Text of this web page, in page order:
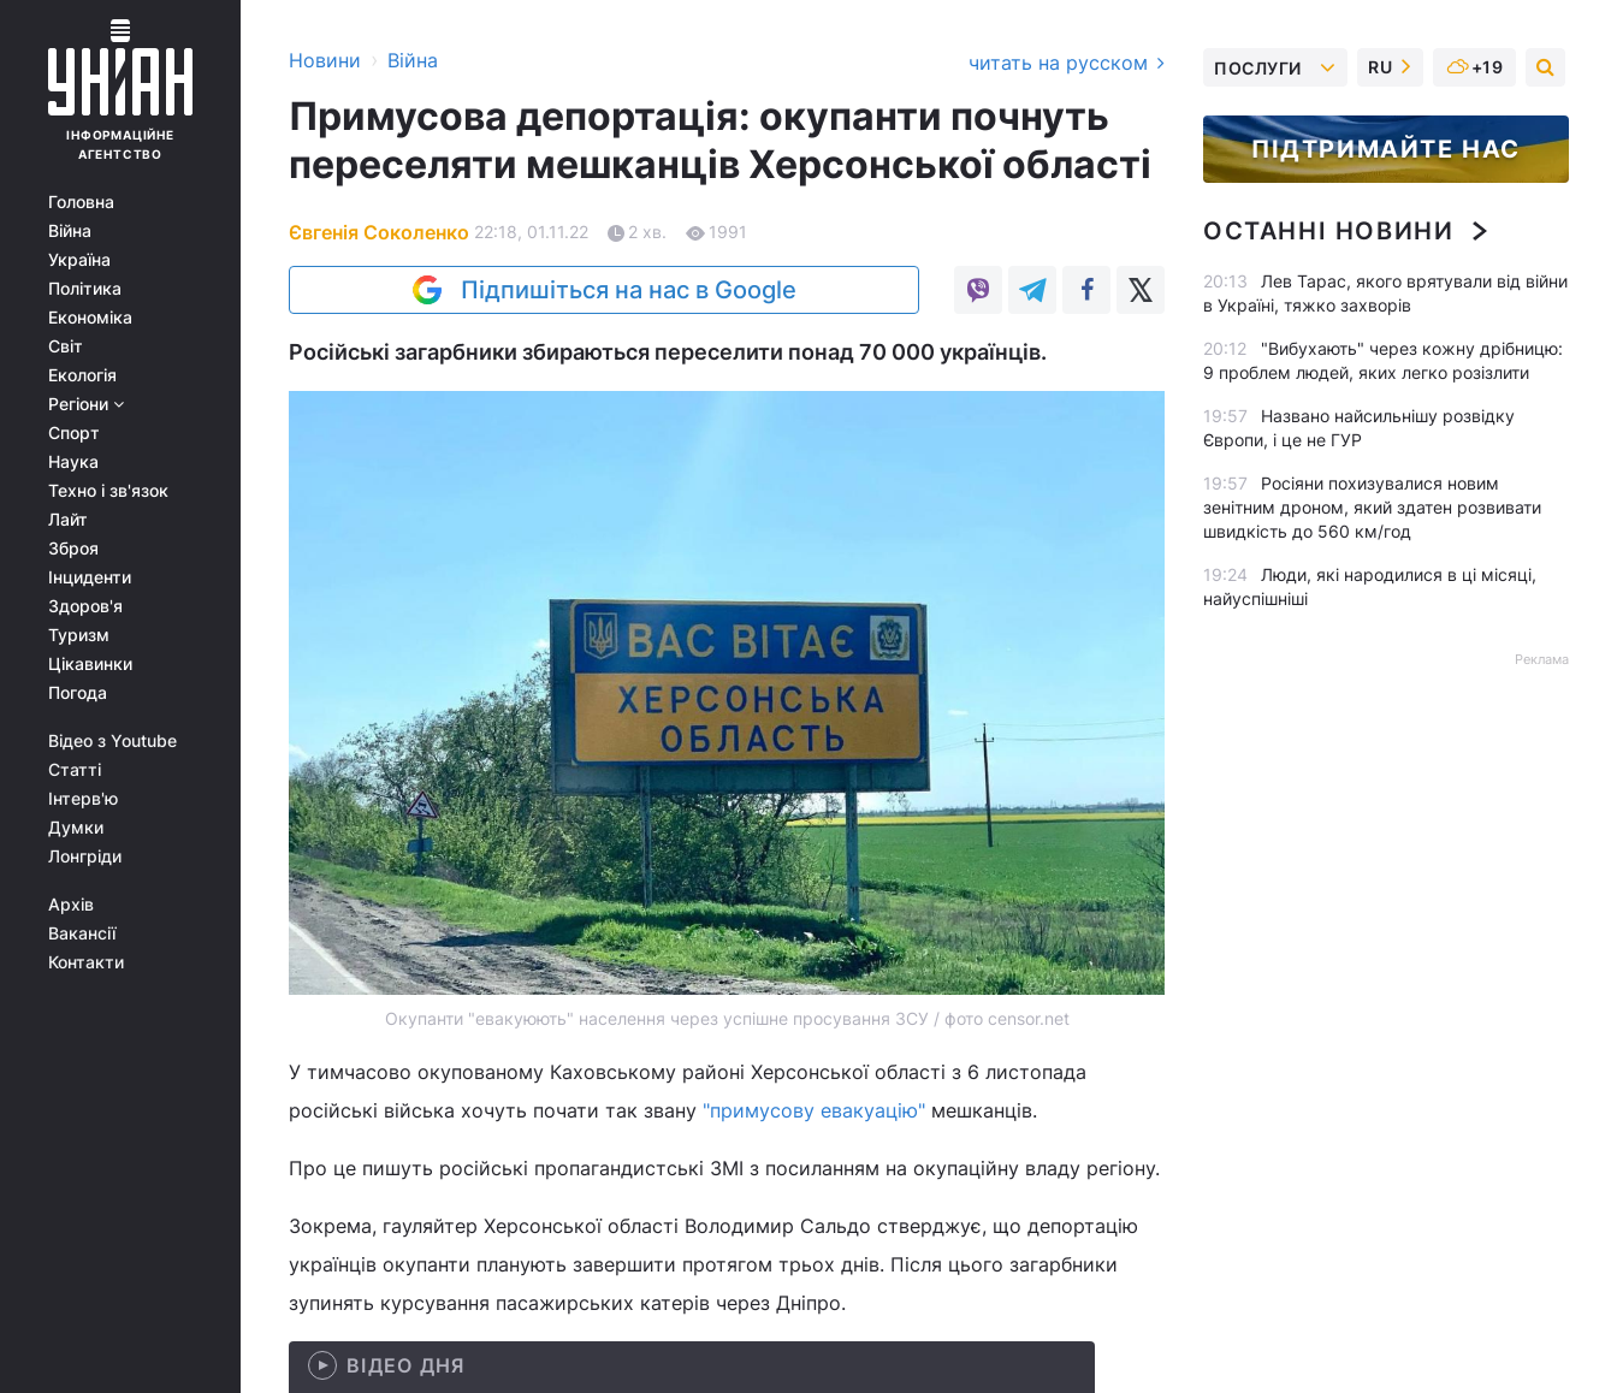
ІНФОРМАЦІЙНЕ
АГЕНТСТВО
Головна
Війна
Україна
Політика
Економіка
Світ
Екологія
Регіони
Спорт
Наука
Техно і зв'язок
Лайт
Зброя
Інциденти
Здоров'я
Туризм
Цікавинки
Погода
Відео з Youtube
Статті
Інтерв'ю
Думки
Лонгріди
Архів
Вакансії
Контакти
Новини › Війна читать на русском
Примусова депортація: окупанти почнуть
переселяти мешканців Херсонської області
Євгенія Соколенко 22:18, 01.11.22 2 хв. 1991
Підпишіться на нас в Google
Російські загарбники збираються переселити понад 70 000 українців.
Окупанти "евакуюють" населення через успішне просування ЗСУ / фото censor.net
У тимчасово окупованому Каховському районі Херсонської області з 6 листопада
російські війська хочуть почати так звану "примусову евакуацію" мешканців.
Про це пишуть російські пропагандистські ЗМІ з посиланням на окупаційну владу регіону.
Зокрема, гауляйтер Херсонської області Володимир Сальдо стверджує, що депортацію
українців окупанти планують завершити протягом трьох днів. Після цього загарбники
зупинять курсування пасажирських катерів через Дніпро.
ВІДЕО ДНЯ
ПОСЛУГИ RU +19
ПІДТРИМАЙТЕ НАС
ОСТАННІ НОВИНИ
20:13
Лев Тарас, якого врятували від війни
в Україні, тяжко захворів
20:12
"Вибухають" через кожну дрібницю:
9 проблем людей, яких легко розізлити
19:57
Названо найсильнішу розвідку
Європи, і це не ГУР
19:57
Росіяни похизувалися новим
зенітним дроном, який здатен розвивати
швидкість до 560 км/год
19:24
Люди, які народилися в ці місяці,
найуспішніші
Реклама